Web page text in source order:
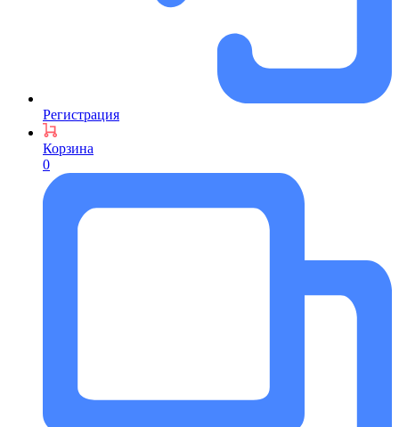
Регистрация
Корзина
0